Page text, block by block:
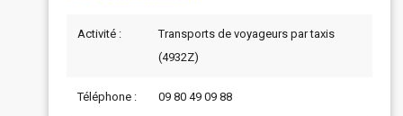
Activité :
Transports de voyageurs par taxis
(4932Z)
Téléphone : 09 80 49 09 88